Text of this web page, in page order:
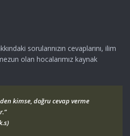
sorularınızın cevaplarını, ilim
olan hocalarımız kaynak
kimse, doğru cevap verme